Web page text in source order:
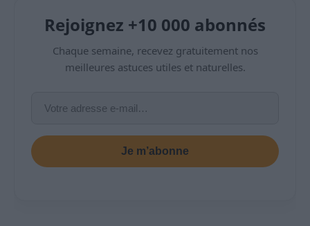
Rejoignez +10 000 abonnés
Chaque semaine, recevez gratuitement nos
meilleures astuces utiles et naturelles.
Je m’abonne